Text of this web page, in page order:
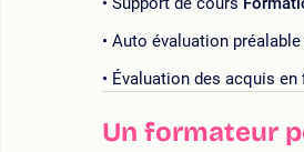
Auto évaluation
Évaluation des acquis
Un formateur